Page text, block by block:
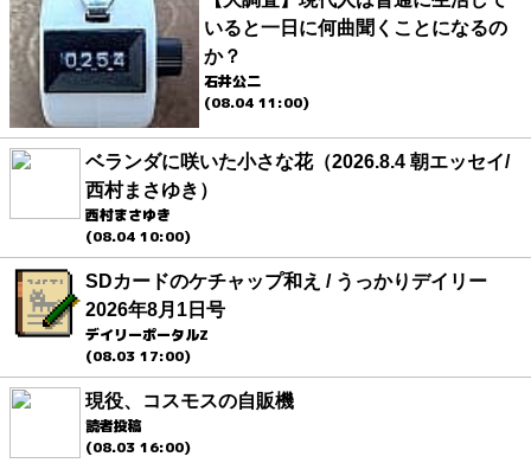
いると一日に何曲聞くことになるの
か？
石井公二
(08.04 11:00)
ベランダに咲いた小さな花（2026.8.4 朝エッセイ/
西村まさゆき）
西村まさゆき
(08.04 10:00)
SDカードのケチャップ和え / うっかりデイリー
2026年8月1日号
デイリーポータルZ
(08.03 17:00)
現役、コスモスの自販機
読者投稿
(08.03 16:00)